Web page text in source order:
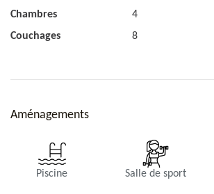
Chambres
4
Couchages
8
Aménagements
Piscine Salle de sport